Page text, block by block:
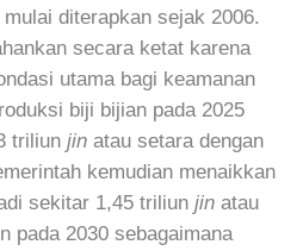
diterapkan sejak 2006.
secara ketat karena
utama bagi keamanan
biji bijian pada 2025
triliun jinatau setara dengan
kemudian menaikkan
sekitar 1,45 triliun jinatau
pada 2030 sebagaimana